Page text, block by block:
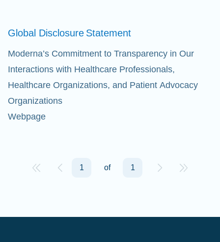
Global Disclosure Statement
Moderna’s Commitment to Transparency in Our
Interactions with Healthcare Professionals,
Healthcare Organizations, and Patient Advocacy
Organizations
Webpage
1 of 1